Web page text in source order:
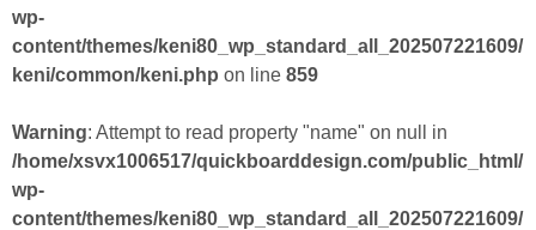
wp-
content/themes/keni80_wp_standard_all_202507221609/
keni/common/keni.php on line 859
Warning: Attempt to read property "name" on null in
/home/xsvx1006517/quickboarddesign.com/public_html/
wp-
content/themes/keni80_wp_standard_all_202507221609/